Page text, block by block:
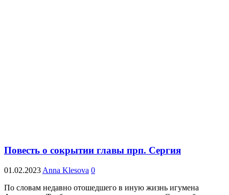
Повесть о сокрытии главы прп. Сергия
01.02.2023 Anna Klesova 0
По словам недавно отошедшего в иную жизнь игумена